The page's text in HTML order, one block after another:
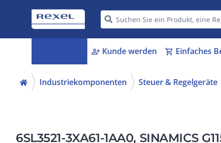
person_add Kunde werden shopping_cart Einfaches
Industriekomponenten Steuer & Regelgeräte
6SL3521-3XA61-1AA0, SINAMICS